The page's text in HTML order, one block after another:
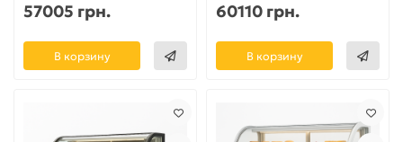
57005 грн.
В корзину
60110 грн.
В корзину